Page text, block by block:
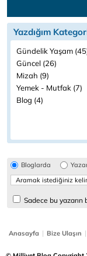
Yazdığım
Gündelik Yaşam
Güncel (26)
Mizah (9)
Yemek - Mutfak (7)
Blog (4)
Bloglarda
Sadece bu yazarın
Anasayfa | Bize Ulaşın |